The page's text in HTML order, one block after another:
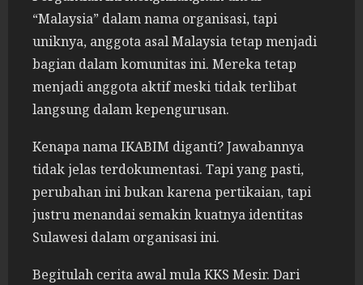
“Malaysia” dalam nama organisasi, tapi
uniknya, anggota asal Malaysia tetap menjadi
bagian dalam komunitas ini. Mereka tetap
menjadi anggota aktif meski tidak terlibat
langsung dalam kepengurusan.
Kenapa nama IKABIM diganti? Jawabannya
tidak jelas terdokumentasi. Tapi yang pasti,
perubahan ini bukan karena pertikaian, tapi
justru menandai semakin kuatnya identitas
Sulawesi dalam organisasi ini.
Begitulah cerita awal mula KKS Mesir. Dari